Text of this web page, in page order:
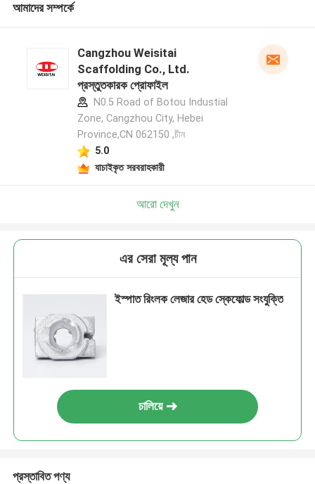
আমাদের সম্পর্কে
Cangzhou Weisitai
Scaffolding Co., Ltd.
প্রস্তুতকারক প্রোফাইল
N0.5 Road of Botou Industial
Zone, Cangzhou City, Hebei
Province,CN 062150 ,চীন
5.0
যাচাইকৃত সরবরাহকারী
আরো দেখুন
এর সেরা মূল্য পান
ইস্পাত রিংলক লেজার হেড স্কেফোল্ড সংযুক্তি
চালিয়ে
প্রস্তাবিত পণ্য